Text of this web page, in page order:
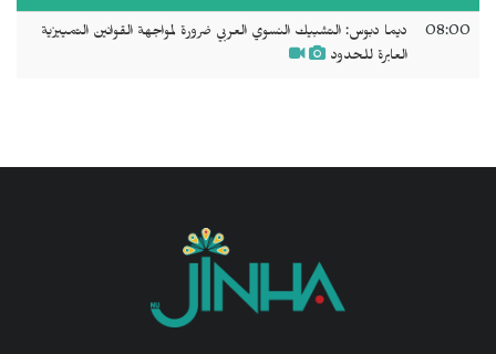
08:00
ديما دبوس: التشبيك النسوي العربي ضرورة لمواجهة القوانين التمييزية
العابرة للحدود